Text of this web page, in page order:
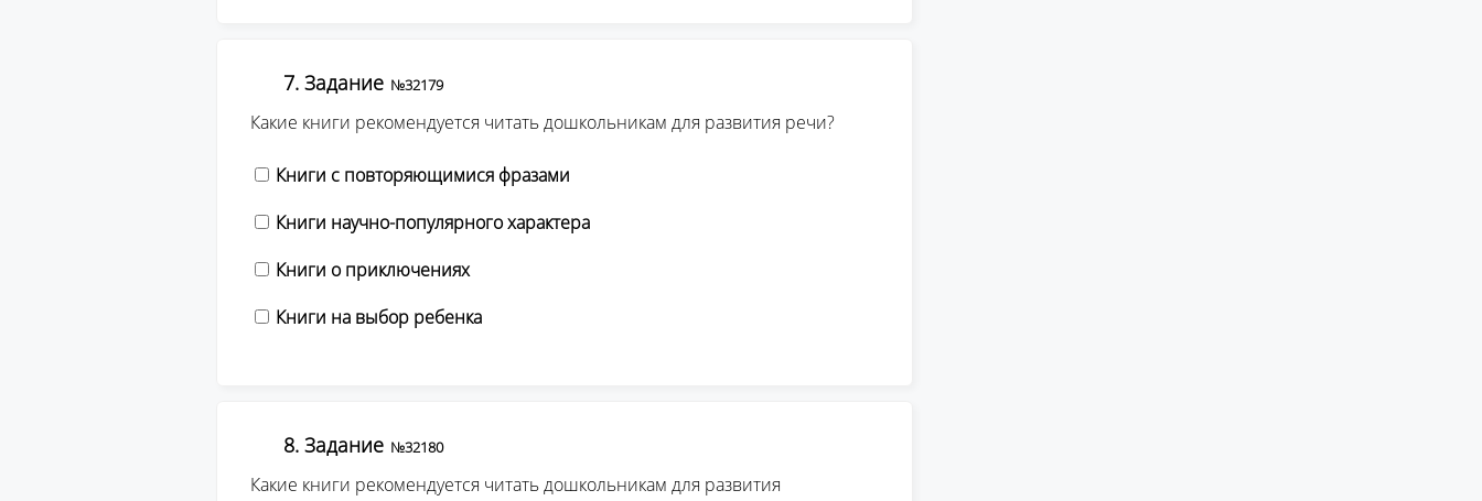
7. Задание №32179
Какие книги рекомендуется читать дошкольникам для развития речи?
Книги с повторяющимися фразами
Книги научно-популярного характера
Книги о приключениях
Книги на выбор ребенка
8. Задание №32180
Какие книги рекомендуется читать дошкольникам для развития